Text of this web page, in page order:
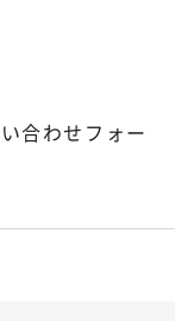
合わせフォー